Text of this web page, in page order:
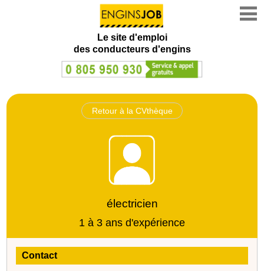
Le site d'emploi
des conducteurs d'engins
Retour à la CVthèque
électricien
1 à 3 ans d'expérience
Contact